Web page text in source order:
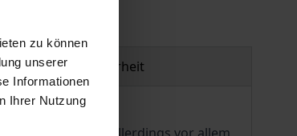
zu können
unserer
Informationen
Ihrer Nutzung
Produktsicherheit